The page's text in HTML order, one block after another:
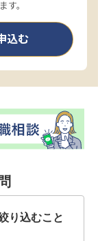
す。
込む
り込むこと